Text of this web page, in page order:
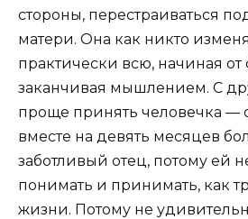
стороны, перестраиваться
матери. Она как никто
практически всю, начиная
заканчивая мышлением. С
проще принять человечка —
вместе на девять месяцев
заботливый отец, потому ей
понимать и принимать, как
жизни. Потому не